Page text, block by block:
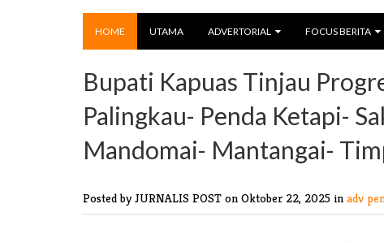
HOME UTAMA ADVERTORIAL FOCUS BERITA
Bupati Kapuas Tinjau
Palingkau- Penda Ketapi-
Mandomai- Mantangai-
Posted by JURNALIS POST on Oktober 22, 2025 in adv